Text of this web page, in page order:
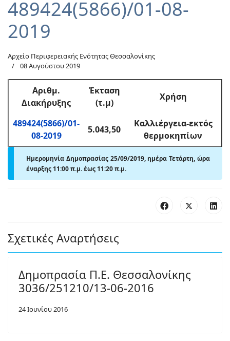
489424(5866)/01-08-
2019
Αρχείο Περιφερειακής Ενότητας Θεσσαλονίκης
08 Αυγούστου 2019
Αριθμ.
Διακήρυξης
Έκταση
(τ.μ)
Χρήση
489424(5866)/01-
08-2019
5.043,50
Καλλιέργεια-εκτός
θερμοκηπίων
Ημερομηνία Δημοπρασίας 25/09/2019, ημέρα Τετάρτη, ώρα
έναρξης 11:00 π.μ. έως 11:20 π.μ.
Σχετικές Αναρτήσεις
Δημοπρασία Π.Ε. Θεσσαλονίκης
3036/251210/13-06-2016
24 Ιουνίου 2016